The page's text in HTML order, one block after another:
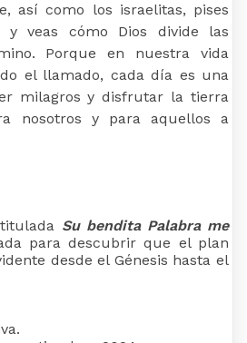
así como los israelitas, pises
y veas cómo Dios divide las
Porque en nuestra vida
el llamado, cada día es una
milagros y disfrutar la tierra
nosotros y para aquellos a
Su bendita Palabra me
para descubrir que el plan
desde el Génesis hasta el